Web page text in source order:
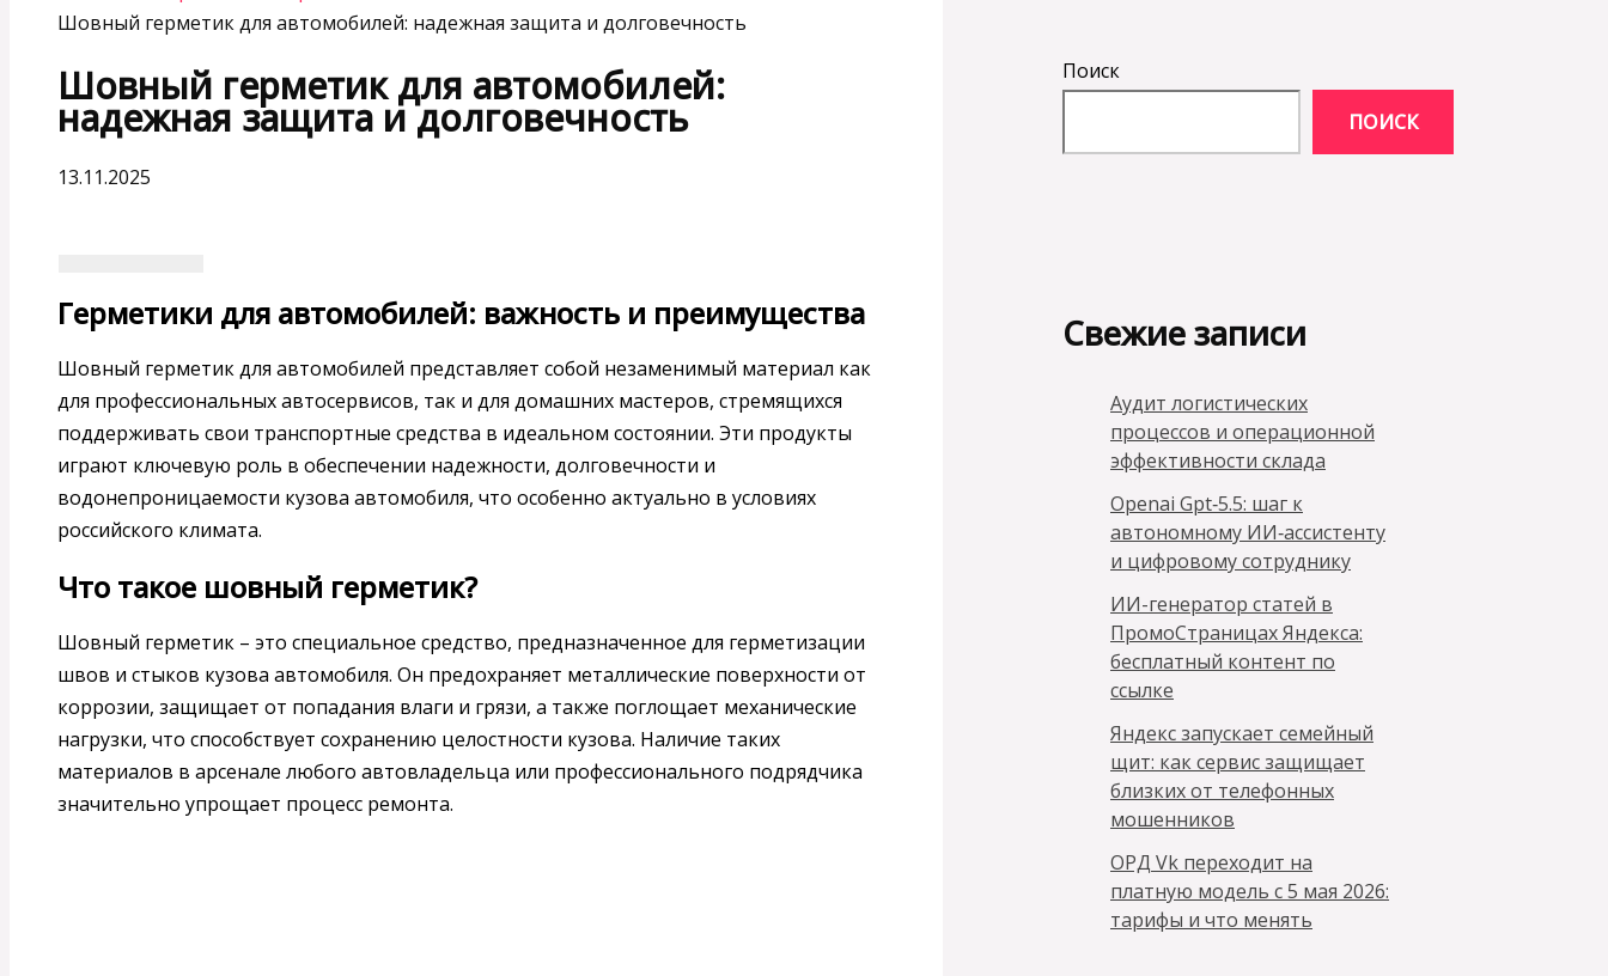
Шовный герметик для автомобилей: надежная защита и долговечность
Шовный герметик для автомобилей:
надежная защита и долговечность
13.11.2025
Герметики для автомобилей: важность и преимущества
Шовный герметик для автомобилей представляет собой незаменимый материал как
для профессиональных автосервисов, так и для домашних мастеров, стремящихся
поддерживать свои транспортные средства в идеальном состоянии. Эти продукты
играют ключевую роль в обеспечении надежности, долговечности и
водонепроницаемости кузова автомобиля, что особенно актуально в условиях
российского климата.
Что такое шовный герметик?
Шовный герметик – это специальное средство, предназначенное для герметизации
швов и стыков кузова автомобиля. Он предохраняет металлические поверхности от
коррозии, защищает от попадания влаги и грязи, а также поглощает механические
нагрузки, что способствует сохранению целостности кузова. Наличие таких
материалов в арсенале любого автовладельца или профессионального подрядчика
значительно упрощает процесс ремонта.
Поиск
ПОИСК
Свежие записи
Аудит логистических
процессов и операционной
эффективности склада
Openai Gpt‑5.5: шаг к
автономному ИИ‑ассистенту
и цифровому сотруднику
ИИ-генератор статей в
ПромоСтраницах Яндекса:
бесплатный контент по
ссылке
Яндекс запускает семейный
щит: как сервис защищает
близких от телефонных
мошенников
ОРД Vk переходит на
платную модель с 5 мая 2026:
тарифы и что менять